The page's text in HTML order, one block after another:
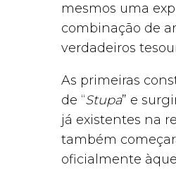
mesmos uma
combinação de
verdadeiros
As primeiras
de “Stupa” e
já existentes na
também
oficialmente